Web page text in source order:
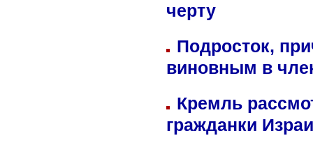
черту
Подросток,
виновным в
Кремль
гражданки